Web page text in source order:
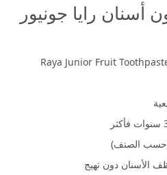
رايا جونيور
(حسب الصنف)
الأسنان دون تهيج